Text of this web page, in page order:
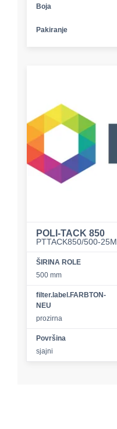
Boja
Pakiranje
POLI-TACK 850
PTTACK850/500-25M
ŠIRINA ROLE
500 mm
filter.label.FARBTON-
NEU
prozirna
Površina
sjajni